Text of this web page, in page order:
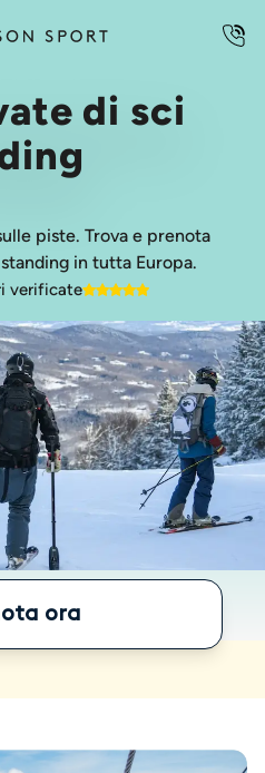
di sci
piste. Trova e prenota
in tutta Europa.
verificate
ora